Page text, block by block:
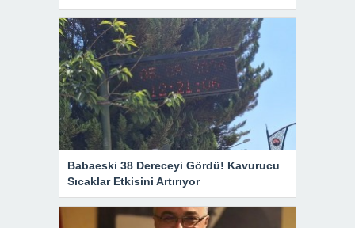
Babaeski 38 Dereceyi Gördü! Kavurucu
Sıcaklar Etkisini Artırıyor